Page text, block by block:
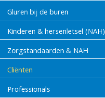
Gluren bij de buren
Kinderen & hersenletsel (NAH)
Zorgstandaarden & NAH
Cliënten
Professionals